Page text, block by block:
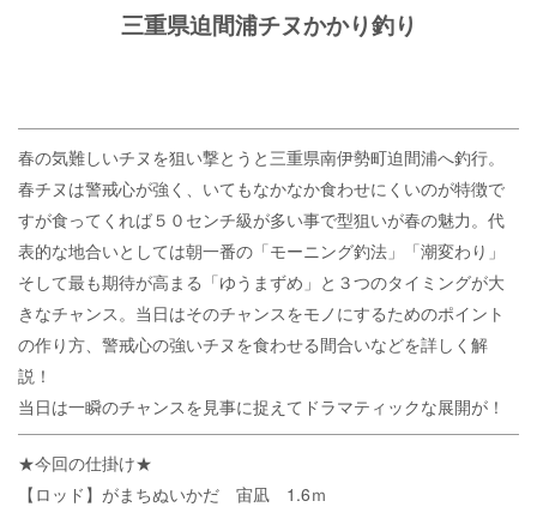
三重県迫間浦チヌかかり釣り
春の気難しいチヌを狙い撃とうと三重県南伊勢町迫間浦へ釣行。
春チヌは警戒心が強く、いてもなかなか食わせにくいのが特徴で
すが食ってくれば５０センチ級が多い事で型狙いが春の魅力。代
表的な地合いとしては朝一番の「モーニング釣法」「潮変わり」
そして最も期待が高まる「ゆうまずめ」と３つのタイミングが大
きなチャンス。当日はそのチャンスをモノにするためのポイント
の作り方、警戒心の強いチヌを食わせる間合いなどを詳しく解
説！
当日は一瞬のチャンスを見事に捉えてドラマティックな展開が！
★今回の仕掛け★
【ロッド】がまちぬいかだ 宙凪 1.6ｍ